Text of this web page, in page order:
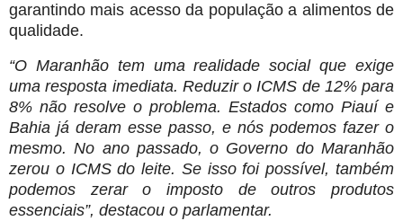
garantindo mais acesso da população a alimentos de
qualidade.
“O Maranhão tem uma realidade social que exige
uma resposta imediata. Reduzir o ICMS de 12% para
8% não resolve o problema. Estados como Piauí e
Bahia já deram esse passo, e nós podemos fazer o
mesmo. No ano passado, o Governo do Maranhão
zerou o ICMS do leite. Se isso foi possível, também
podemos zerar o imposto de outros produtos
essenciais”, destacou o parlamentar.